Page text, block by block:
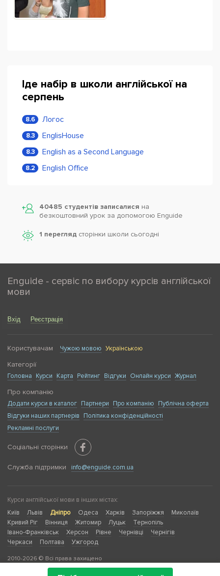
Іде набір в школи англійської на
серпень
8.6 Логос
8.3 EnglisHouse
8.3 English as a Second Language
8.2 English Office
40485 студентів записалися на
безкоштовний урок за допомогою Enguide
1 перегляд сторінки школи cьогодні
Enguide - сервіс по вибору курсів англійської
мови
Вхід Реєстрація
Користувачам Чужою мовою Українською
Категорії
Головна Курси Карта Рейтинг Відгуки Онлайн курси Журнал
Про компанію
Додати курси в каталог Партнери Про компанію
Публічна оферта
Відгуки наших партнерів
Політика конфіденційності
Рекламні послуги
Соціальні сторінки
Служба підтримки info@enguide.com.ua
Курси англійської мови в інших містах:
Київ
Львів Дніпро Одеса Харків Запоріжжя
Миколаїв
Кривий Ріг
Вінниця Житомир Луцьк
Тернопіль
Івано-Франківськ
Херсон Рівне Чернівці
Чернігів
Черкаси
Полтава Ужгород
2010-2026 © Всі права захищено